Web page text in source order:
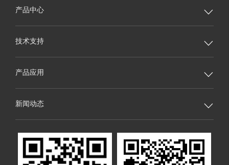
产品中心 
技术支持 
产品应用 
新闻动态 